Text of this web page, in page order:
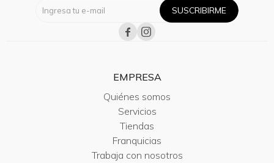
SUSCRIBIRME
 
EMPRESA
Quiénes somos
Servicios
Tiendas
Franquicias
Trabaja con nosotros